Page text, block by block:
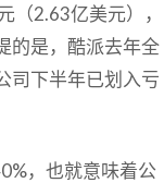
2.63亿美元），
的是，酷派去年全
司下半年已划入亏
，也就意味着公